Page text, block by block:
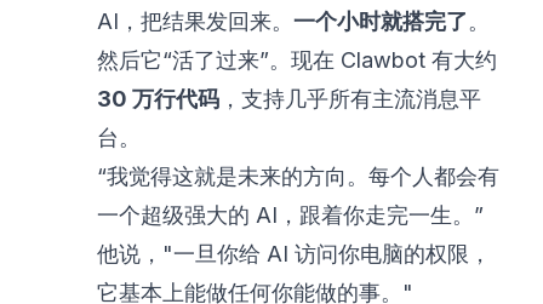
AI，把结果发回来。 一个小时就搭完了。
然后它“活了过来”。现在 Clawbot 有大约
30 万行代码 ，支持几乎所有主流消息平
台。
“我觉得这就是未来的方向。每个人都会有
一个超级强大的 AI，跟着你走完一生。”
他说，"一旦你给 AI 访问你电脑的权限，
它基本上能做任何你能做的事。"